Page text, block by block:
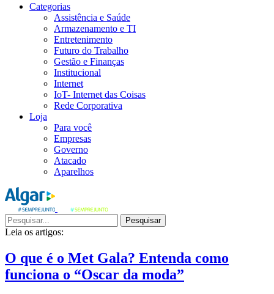
Categorias
Assistência e Saúde
Armazenamento e TI
Entretenimento
Futuro do Trabalho
Gestão e Finanças
Institucional
Internet
IoT- Internet das Coisas
Rede Corporativa
Loja
Para você
Empresas
Governo
Atacado
Aparelhos
Pesquisar
Leia os artigos:
O que é o Met Gala? Entenda como
funciona o “Oscar da moda”